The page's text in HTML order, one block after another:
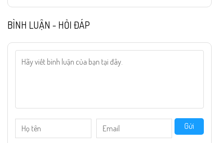
BÌNH LUẬN - HỎI ĐÁP
Gửi